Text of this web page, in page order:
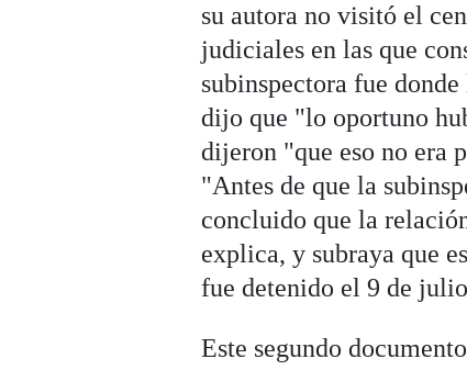
su autora no visitó el
judiciales en las que
subinspectora fue
dijo que "lo oportuno
dijeron "que eso no era
"Antes de que la
concluido que la
explica, y subraya que
fue detenido el 9 de
Este segundo